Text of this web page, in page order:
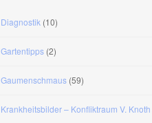
Diagnostik (10)
Gartentipps (2)
Gaumenschmaus (59)
Krankheitsbilder – Konfliktraum V. Knoth